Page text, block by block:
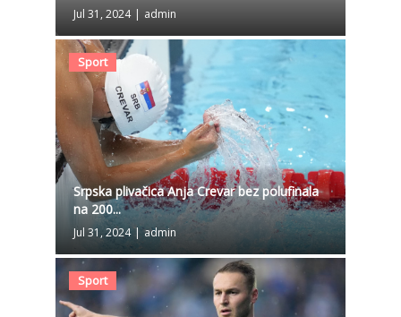
Jul 31, 2024 | admin
Sport
Srpska plivačica Anja Crevar bez polufinala
na 200...
Jul 31, 2024 | admin
Sport